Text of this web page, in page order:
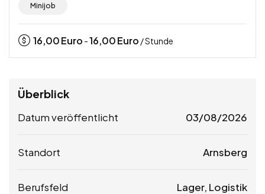
Minijob
16,00Euro -16,00Euro / Stunde
Überblick
Datum veröffentlicht 03/08/2026
Standort Arnsberg
Berufsfeld Lager, Logistik